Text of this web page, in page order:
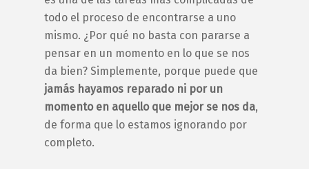
todo el proceso de encontrarse a uno
mismo. ¿Por qué no basta con pararse a
pensar en un momento en lo que se nos
da bien? Simplemente, porque puede que
jamás hayamos reparado ni por un
momento en aquello que mejor se nos da,
de forma que lo estamos ignorando por
completo.